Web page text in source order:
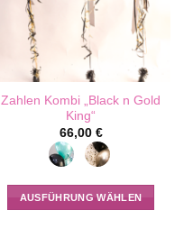
Zahlen Kombi „Black n Gold
King“
66,00 €
AUSFÜHRUNG WÄHLEN